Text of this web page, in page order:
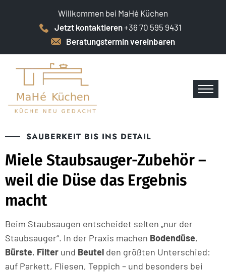
Willkommen bei MaHé Küchen
Jetzt kontaktieren+36 70 595 9431
Beratungstermin vereinbaren
SAUBERKEIT BIS INS DETAIL
Miele Staubsauger-Zubehör –
weil die Düse das Ergebnis
macht
Beim Staubsaugen entscheidet selten „nur der
Staubsauger“. In der Praxis machen Bodendüse,
Bürste, Filter und Beutel den größten Unterschied:
auf Parkett, Fliesen, Teppich – und besonders bei